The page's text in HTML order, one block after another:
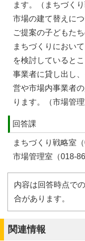
ます。（まちづくり
市場の建て替えに
ご提案の子どもた
まちづくりにおい
を検討していると
事業者に貸し出し
営や市場内事業者
ります。（市場管理
回答課
まちづくり戦略室
市場管理室（018-
内容は回答時点で
合があります。
関連情報